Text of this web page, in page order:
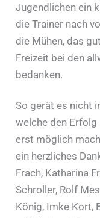
Jugendlichen ein
die Trainer nach
die Mühen, das
Freizeit bei den
bedanken.
So gerät es nicht
welche den
erst möglich
ein herzliches
Frach, Katharina
Schroller, Rolf
König, Imke Kort,